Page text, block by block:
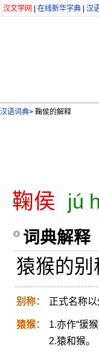
汉文学网 在线新华字典 汉
汉语词典> 鞠侯的解释
鞠侯 jú
词典解释
猿猴的别
别称： 正式名称以
猿猴：
1.亦作“猨猴
2.猿和猴。